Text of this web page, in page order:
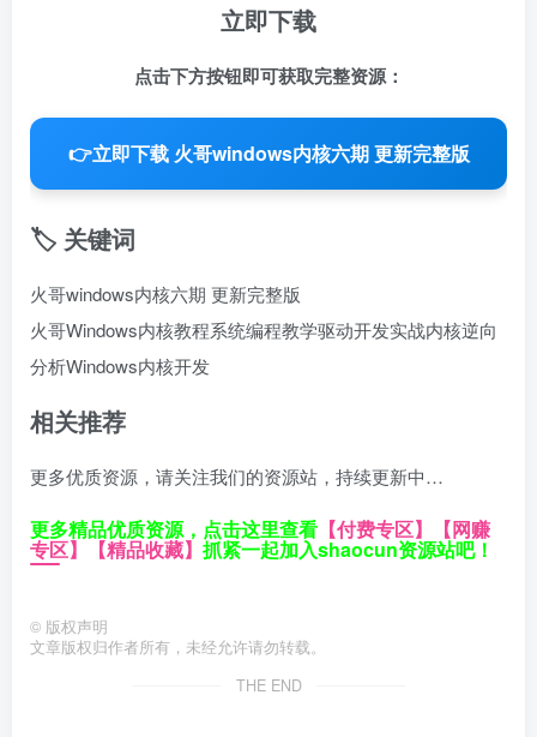
立即下载
点击下方按钮即可获取完整资源：
👉立即下载 火哥windows内核六期 更新完整版
🏷️ 关键词
火哥windows内核六期 更新完整版
火哥Windows内核教程系统编程教学驱动开发实战内核逆向
分析Windows内核开发
相关推荐
更多优质资源，请关注我们的资源站，持续更新中…
更多精品优质资源，点击这里查看 【付费专区】 【网赚
专区】 【精品收藏】 抓紧一起加入shaocun资源站吧！
© 版权声明
文章版权归作者所有，未经允许请勿转载。
THE END